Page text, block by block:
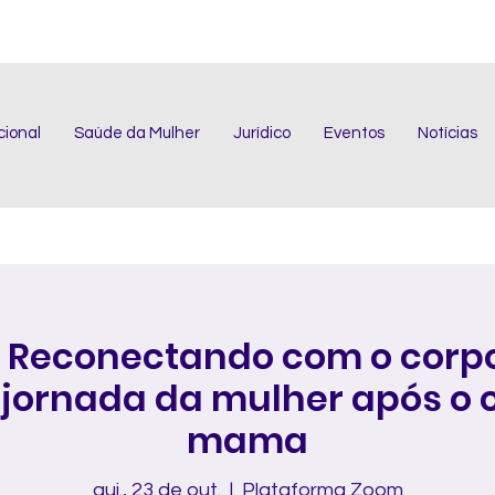
Saúde da Mulher Jurídico Eventos Notícias
com o
da mulher após o
mama
qui., 23 de out.
  |
Plataforma Zoom